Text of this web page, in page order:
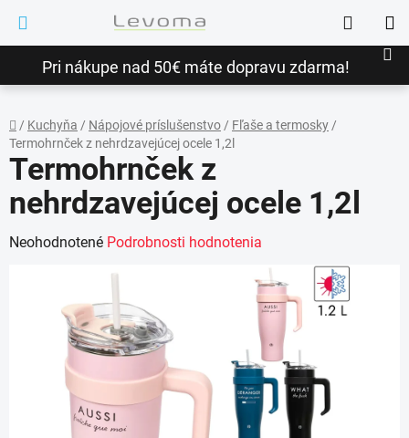
obsah
Pri nákupe nad 50€ máte dopravu zdarma!
Hľadať
Domov
/ Kuchyňa / Nápojové príslušenstvo/ Fľaše a termosky/
Termohrnček z nehrdzavejúcej ocele 1,2l
Termohrnček z
nehrdzavejúcej ocele 1,2l
Priemerné
hviezdičiek.
Neohodnotené Podrobnosti hodnotenia